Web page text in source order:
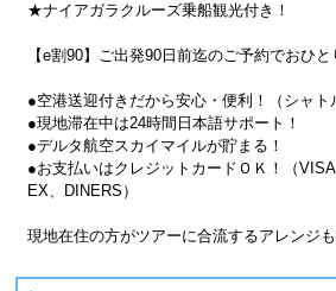
★ナイアガラクルーズ乗船観光付き！
【e割90】ご出発90日前迄のご予約でおひ
●空港送迎付きだから安心・便利！（シャト
●現地滞在中は24時間日本語サポート！
●デルタ航空スカイマイルが貯まる！
●お支払いはクレジットカードＯＫ！（
EX、DINERS）
現地在住の方がツアーに合流するアレンジ